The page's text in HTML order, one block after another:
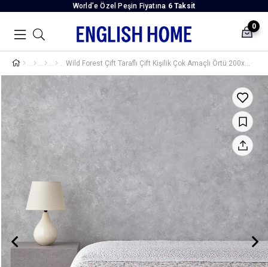
World’e Özel Peşin Fiyatına 6 Taksit
0
Wild Forest Çift Taraflı Çift Kişilik Çok Amaçlı Örtü 200x220 cm Pembe